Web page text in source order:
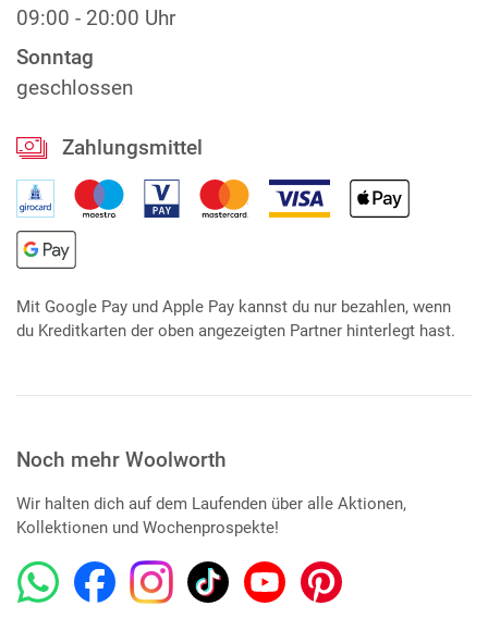
09:00 - 20:00 Uhr
Sonntag
geschlossen
Zahlungsmittel
Mit Google Pay und Apple Pay kannst du nur bezahlen, wenn
du Kreditkarten der oben angezeigten Partner hinterlegt hast.
Noch mehr Woolworth
Wir halten dich auf dem Laufenden über alle Aktionen,
Kollektionen und Wochenprospekte!